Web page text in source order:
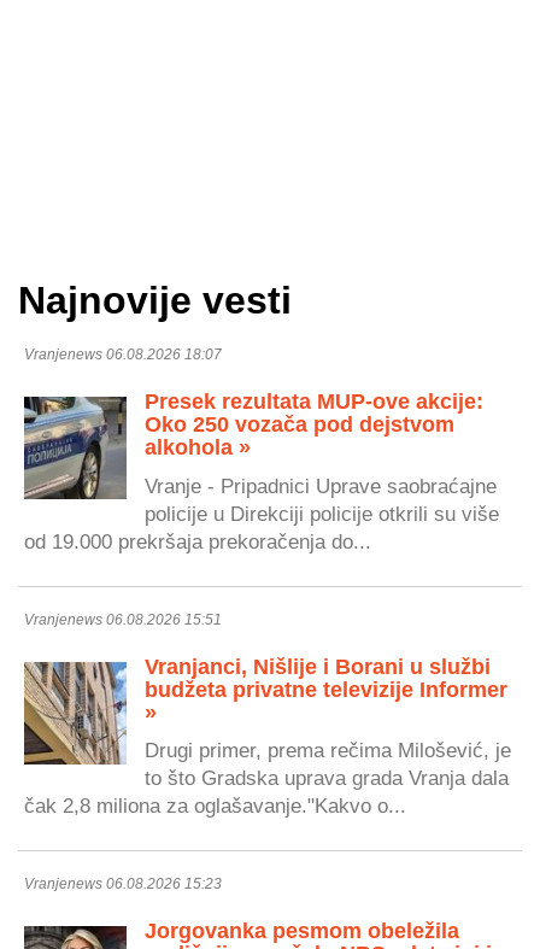
Najnovije vesti
Vranjenews 06.08.2026 18:07
Presek rezultata MUP-ove akcije:
Oko 250 vozača pod dejstvom
alkohola »
Vranje - Pripadnici Uprave saobraćajne
policije u Direkciji policije otkrili su više
od 19.000 prekršaja prekoračenja do...
Vranjenews 06.08.2026 15:51
Vranjanci, Nišlije i Borani u službi
budžeta privatne televizije Informer
»
Drugi primer, prema rečima Milošević, je
to što Gradska uprava grada Vranja dala
čak 2,8 miliona za oglašavanje."Kakvo o...
Vranjenews 06.08.2026 15:23
Jorgovanka pesmom obeležila